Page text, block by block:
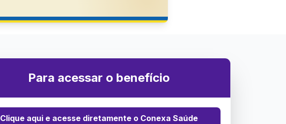
Para acessar o benefício
Clique aqui e acesse diretamente o Conexa Saúde